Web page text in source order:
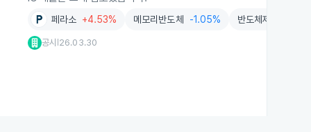
페라소 +4.53% 메모리반도체 -1.05% 반도체제조
공시 26.03.30